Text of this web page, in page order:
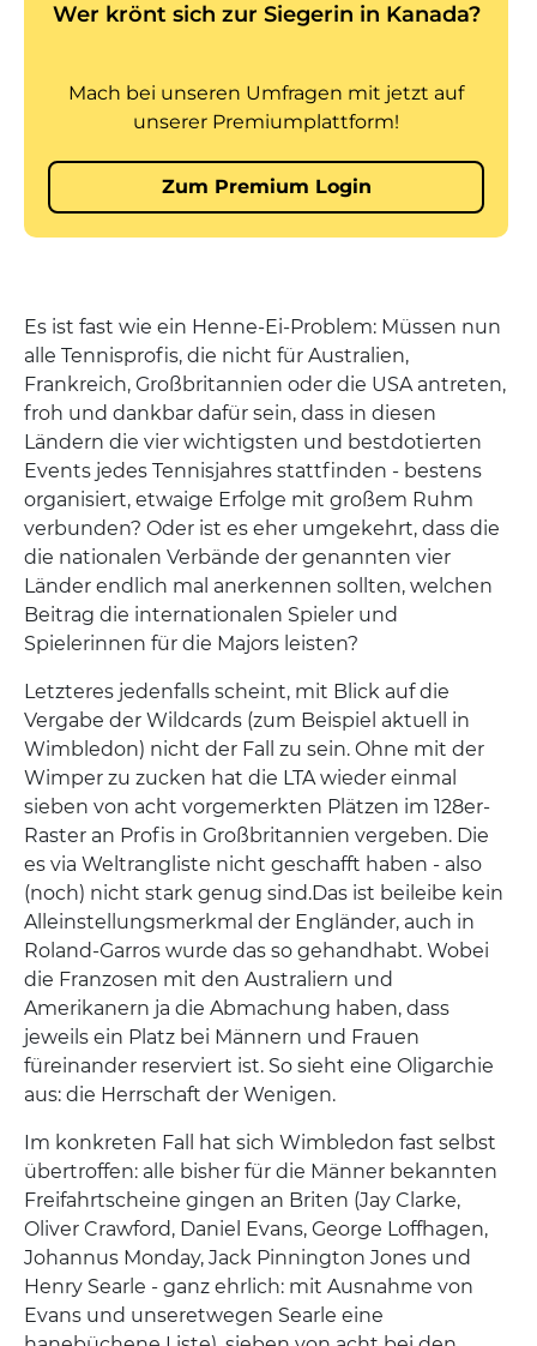
Es ist fast wie ein Henne-Ei-Problem: Müssen nun
alle Tennisprofis, die nicht für Australien,
Frankreich, Großbritannien oder die USA antreten,
froh und dankbar dafür sein, dass in diesen
Ländern die vier wichtigsten und bestdotierten
Events jedes Tennisjahres stattfinden - bestens
organisiert, etwaige Erfolge mit großem Ruhm
verbunden? Oder ist es eher umgekehrt, dass die
die nationalen Verbände der genannten vier
Länder endlich mal anerkennen sollten, welchen
Beitrag die internationalen Spieler und
Spielerinnen für die Majors leisten?
Letzteres jedenfalls scheint, mit Blick auf die
Vergabe der Wildcards (zum Beispiel aktuell in
Wimbledon) nicht der Fall zu sein. Ohne mit der
Wimper zu zucken hat die LTA wieder einmal
sieben von acht vorgemerkten Plätzen im 128er-
Raster an Profis in Großbritannien vergeben. Die
es via Weltrangliste nicht geschafft haben - also
(noch) nicht stark genug sind.Das ist beileibe kein
Alleinstellungsmerkmal der Engländer, auch in
Roland-Garros wurde das so gehandhabt. Wobei
die Franzosen mit den Australiern und
Amerikanern ja die Abmachung haben, dass
jeweils ein Platz bei Männern und Frauen
füreinander reserviert ist. So sieht eine Oligarchie
aus: die Herrschaft der Wenigen.
Im konkreten Fall hat sich Wimbledon fast selbst
übertroffen: alle bisher für die Männer bekannten
Freifahrtscheine gingen an Briten (Jay Clarke,
Oliver Crawford, Daniel Evans, George Loffhagen,
Johannus Monday, Jack Pinnington Jones und
Henry Searle - ganz ehrlich: mit Ausnahme von
Evans und unseretwegen Searle eine